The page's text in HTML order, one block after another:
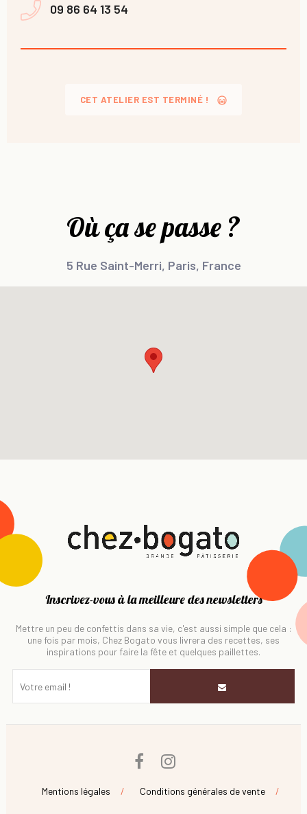
09 86 64 13 54
CET ATELIER EST TERMINÉ !
Où ça se passe ?
5 Rue Saint-Merri, Paris, France
Inscrivez-vous à la meilleure des newsletters
Mettre un peu de confettis dans sa vie, c'est aussi simple que cela :
une fois par mois, Chez Bogato vous livrera des recettes, ses
inspirations pour faire la fête et quelques paillettes.
Facebook
Mentions légales Conditions générales de vente